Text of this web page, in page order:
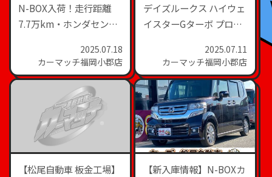
N-BOX入荷！走行距離
7.7万km・ホンダセンシ
2025.07.18
カーマッチ福岡小郡店
デイズルークス ハイウェ
イスターGターボ プロパ
高機能軽ハイトワゴンの
2025.07.11
カーマッチ福岡小郡店
​【松尾自動車 板金工場】
​【新入庫情報】N-BOXカ